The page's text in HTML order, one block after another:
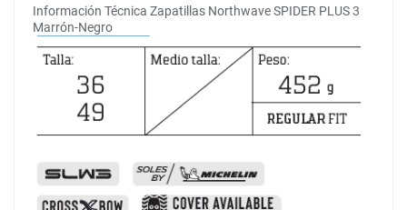
Información Técnica Zapatillas Northwave SPIDER PLUS 3
Marrón-Negro